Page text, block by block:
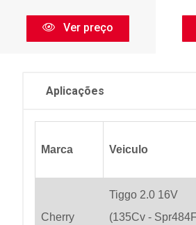
Ver preço
Aplicações
Marca Veiculo
Cherry
Tiggo 2.0 16V
(135Cv - Spr484F